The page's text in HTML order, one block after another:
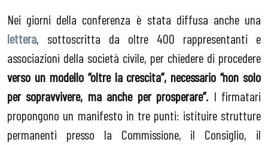
Nei giorni della conferenza è stata diffusa anche una
lettera, sottoscritta da oltre 400 rappresentanti e
associazioni della società civile, per chiedere di procedere
verso un modello “oltre la crescita”, necessario “non solo
per sopravvivere, ma anche per prosperare”. I firmatari
propongono un manifesto in tre punti: istituire strutture
permanenti presso la Commissione, il Consiglio, il